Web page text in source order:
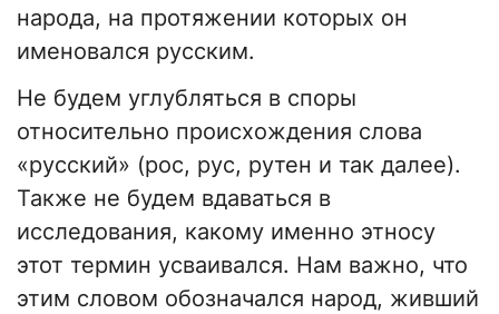
народа, на протяжении которых он
именовался русским.
Не будем углубляться в споры
относительно происхождения слова
«русский» (рос, рус, рутен и так далее).
Также не будем вдаваться в
исследования, какому именно этносу
этот термин усваивался. Нам важно, что
этим словом обозначался народ, живший